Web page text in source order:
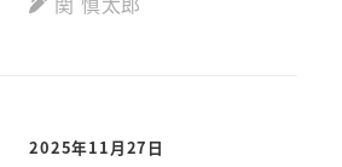
2025年11月27日